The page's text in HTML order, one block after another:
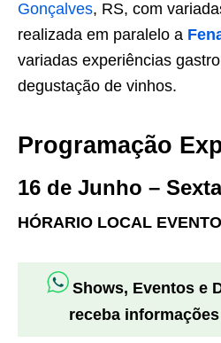
Gonçalves, RS, com
realizada em paralelo a
variadas experiências
degustação de vinhos.
Programação
16 de Junho –
HÓRARIO LOCAL
Shows, Eventos e
receba